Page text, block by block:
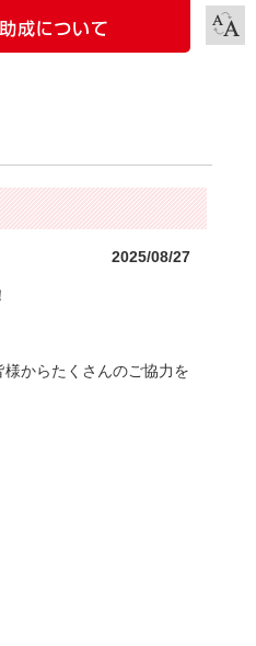
2025/08/27
からたくさんのご協力を